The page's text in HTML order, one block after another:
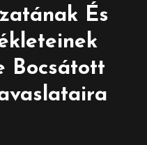
És
Bocsátott